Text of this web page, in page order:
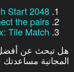
2048 Fresh Start
the pairs
Tile Match
هل تبحث عن أفضل
المجانية مساعدتك